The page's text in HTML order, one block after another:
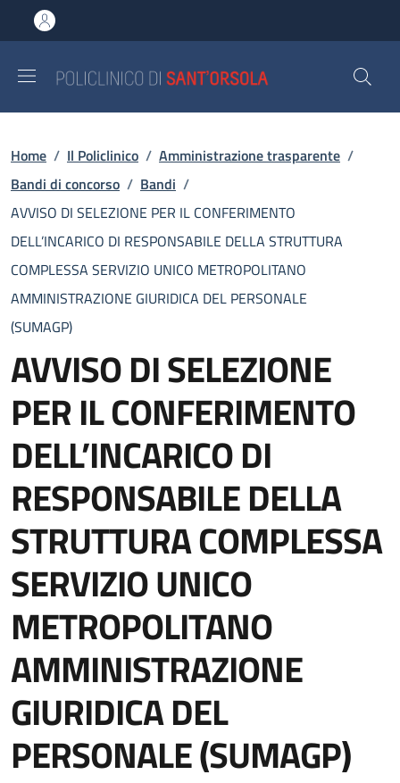
al contenuto principale
to footer content
Briciole di pane
Home / Il Policlinico / Amministrazione trasparente /
Bandi di concorso / Bandi /
AVVISO DI SELEZIONE PER IL CONFERIMENTO
DELL’INCARICO DI RESPONSABILE DELLA STRUTTURA
COMPLESSA SERVIZIO UNICO METROPOLITANO
AMMINISTRAZIONE GIURIDICA DEL PERSONALE
(SUMAGP)
AVVISO DI SELEZIONE
PER IL CONFERIMENTO
DELL’INCARICO DI
RESPONSABILE DELLA
STRUTTURA COMPLESSA
SERVIZIO UNICO
METROPOLITANO
AMMINISTRAZIONE
GIURIDICA DEL
PERSONALE (SUMAGP)